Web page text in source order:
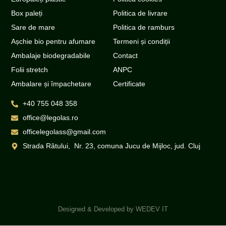
Designed & Developed by WEDEV IT
Box paleți
Sare de mare
Așchie bio pentru afumare
Ambalaje biodegradabile
Folii stretch
Ambalare și împachetare
Politica de livrare
Politica de ramburs
Termeni și condiții
Contact
ANPC
Certificate
+40 755 048 358
office@legolas.ro
officelegolass@gmail.com
Strada Râtului, Nr. 23, comuna Jucu de Mijloc, jud. Cluj